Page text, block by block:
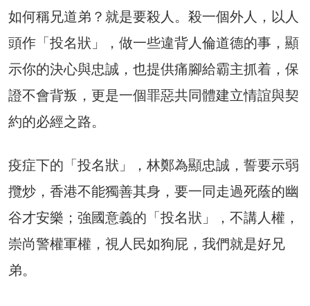
如何稱兄道弟？就是要殺人。殺一個外人，以人
頭作「投名狀」，做一些違背人倫道德的事，顯
示你的決心與忠誠，也提供痛腳給霸主抓着，保
證不會背叛，更是一個罪惡共同體建立情誼與契
約的必經之路。
疫症下的「投名狀」，林鄭為顯忠誠，誓要示弱
攬炒，香港不能獨善其身，要一同走過死蔭的幽
谷才安樂；強國意義的「投名狀」，不講人權，
崇尚警權軍權，視人民如狗屁，我們就是好兄
弟。